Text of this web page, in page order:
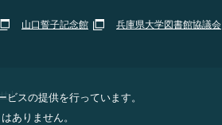
山口誓子記念館
兵庫県大学図書館協議会
|Staff Only
スの提供を行っています。
ありません。